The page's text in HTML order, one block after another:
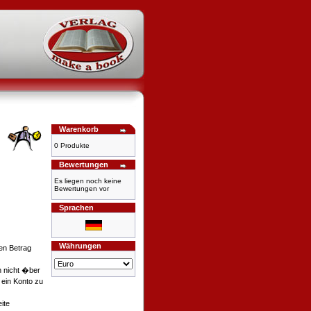
Betrag
nicht �ber
Konto zu
Warenkorb
0 Produkte
Bewertungen
Es liegen noch keine
Bewertungen vor
Sprachen
Währungen